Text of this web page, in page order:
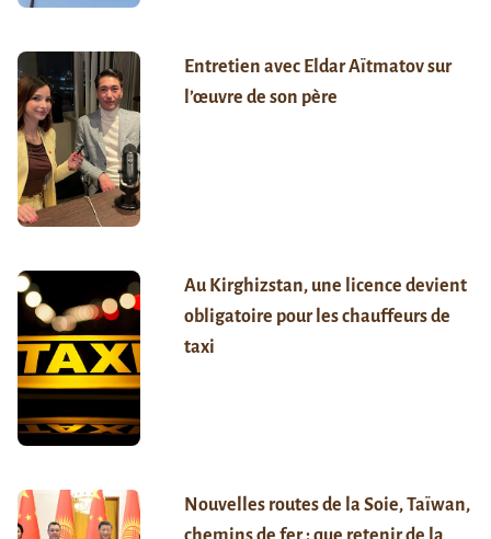
Entretien avec Eldar Aïtmatov sur
l’œuvre de son père
Au Kirghizstan, une licence devient
obligatoire pour les chauffeurs de
taxi
Nouvelles routes de la Soie, Taïwan,